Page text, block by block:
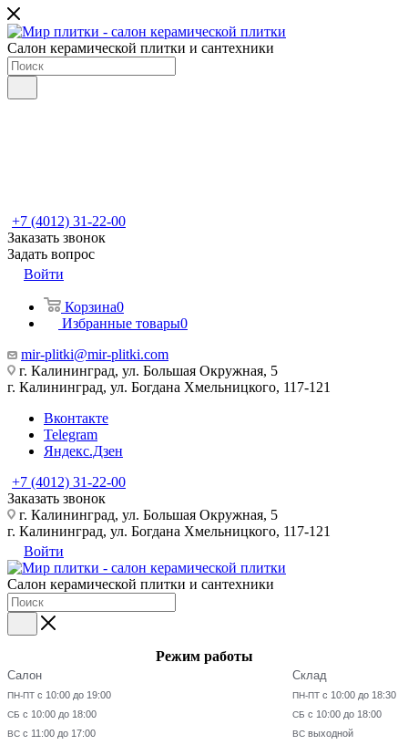
Салон керамической плитки и сантехники
+7 (4012) 31-22-00
Заказать звонок
Задать вопрос
Войти
Корзина0
Избранные товары0
mir-plitki@mir-plitki.com
г. Калининград, ул. Большая Окружная, 5
г. Калининград, ул. Богдана Хмельницкого, 117-121
Вконтакте
Telegram
Яндекс.Дзен
+7 (4012) 31-22-00
Заказать звонок
г. Калининград, ул. Большая Окружная, 5
г. Калининград, ул. Богдана Хмельницкого, 117-121
Войти
Салон керамической плитки и сантехники
Режим работы
Салон
ПН-ПТ с 10:00 до 19:00
СБ с 10:00 до 18:00
ВС с 11:00 до 17:00
Склад
ПН-ПТ с 10:00 до 18:30
СБ с 10:00 до 18:00
ВС выходной